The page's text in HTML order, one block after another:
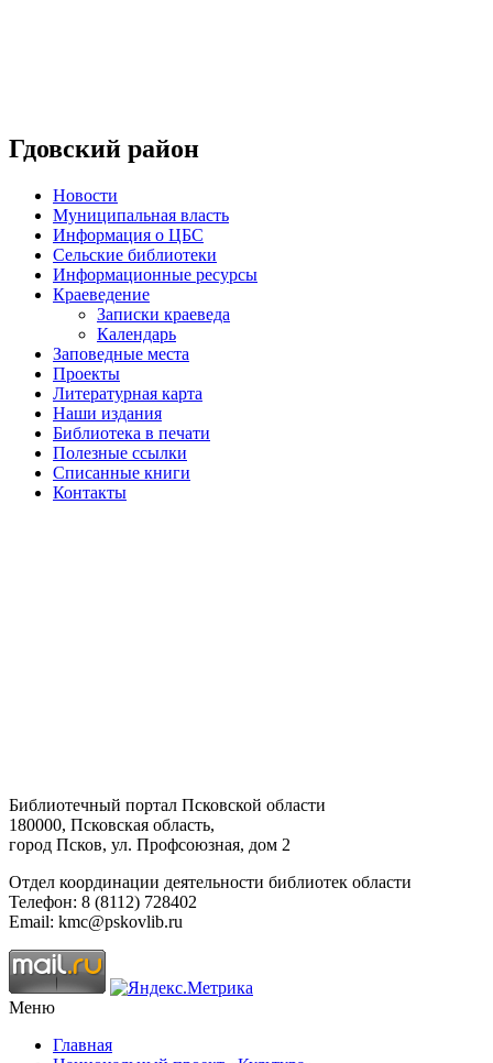
Гдовский район
Новости
Муниципальная власть
Информация о ЦБС
Сельские библиотеки
Информационные ресурсы
Краеведение
Записки краеведа
Календарь
Заповедные места
Проекты
Литературная карта
Наши издания
Библиотека в печати
Полезные ссылки
Списанные книги
Контакты
Библиотечный портал Псковской области
180000, Псковская область,
город Псков, ул. Профсоюзная, дом 2
Отдел координации деятельности библиотек области
Телефон: 8 (8112) 728402
Email: kmc@pskovlib.ru
Меню
Главная